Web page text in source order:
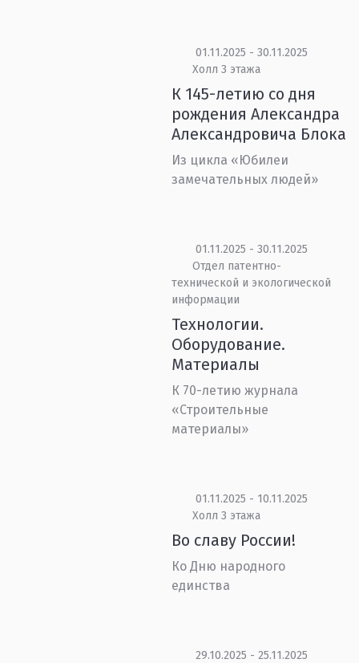
01.11.2025 - 30.11.2025
Холл 3 этажа
К 145-летию со дня
рождения Александра
Александровича Блока
Из цикла «Юбилеи
замечательных людей»
01.11.2025 - 30.11.2025
Отдел патентно-
технической и экологической
информации
Технологии.
Оборудование.
Материалы
К 70-летию журнала
«Строительные
материалы»
01.11.2025 - 10.11.2025
Холл 3 этажа
Во славу России!
Ко Дню народного
единства
29.10.2025 - 25.11.2025